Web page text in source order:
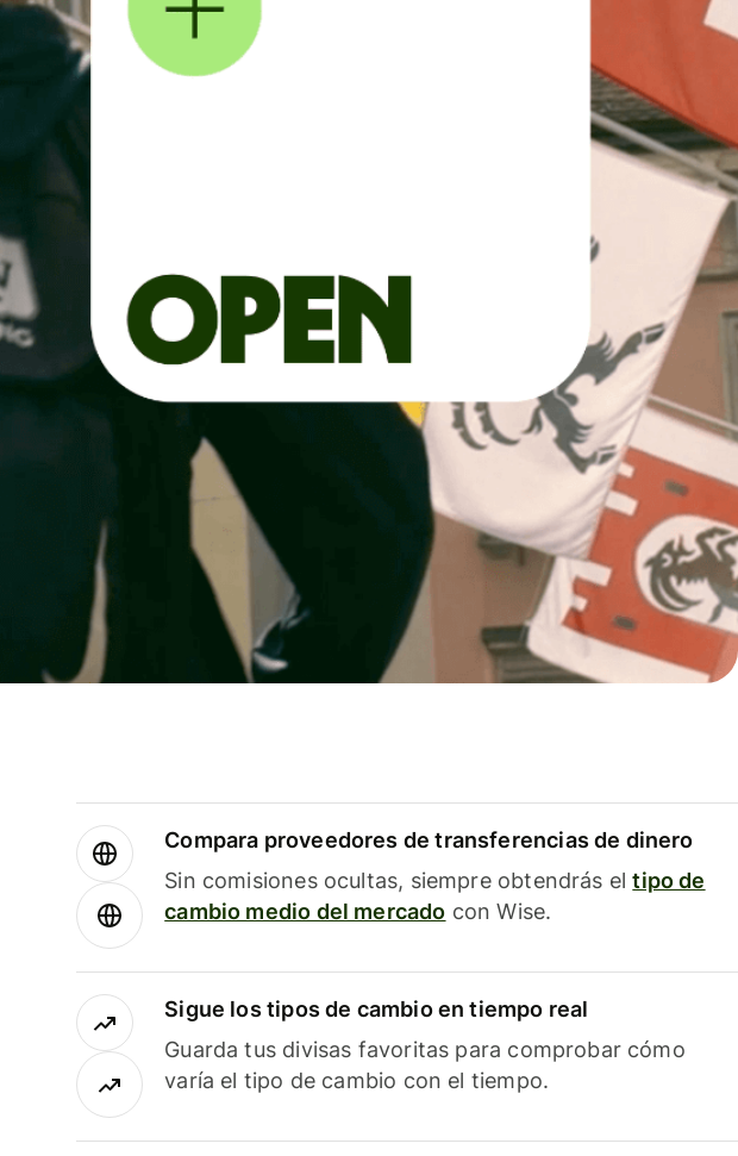
Compara proveedores de transferencias de dinero
Sin comisiones ocultas, siempre obtendrás eltipo de
cambio medio del mercado con Wise.
Sigue los tipos de cambio en tiempo real
Guarda tus divisas favoritas para comprobar cómo
varía el tipo de cambio con el tiempo.